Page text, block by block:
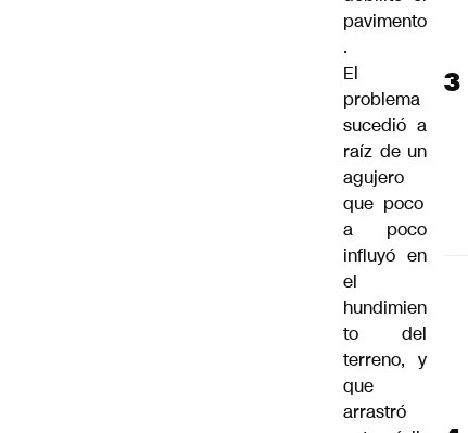
pavimento
.
El
problema
sucedió a
raíz de un
agujero
que poco
a poco
influyó en
el
hundimien
to del
terreno, y
que
arrastró